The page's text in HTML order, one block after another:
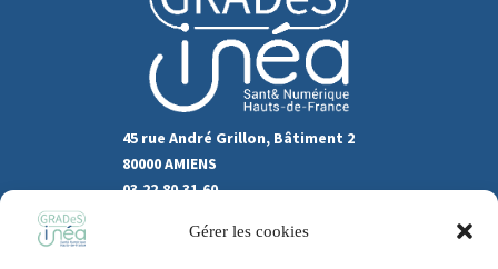
Gérer les cookies
45 rue André Grillon, Bâtiment 2
80000 AMIENS
03.22.80.31.60
Marchés publics